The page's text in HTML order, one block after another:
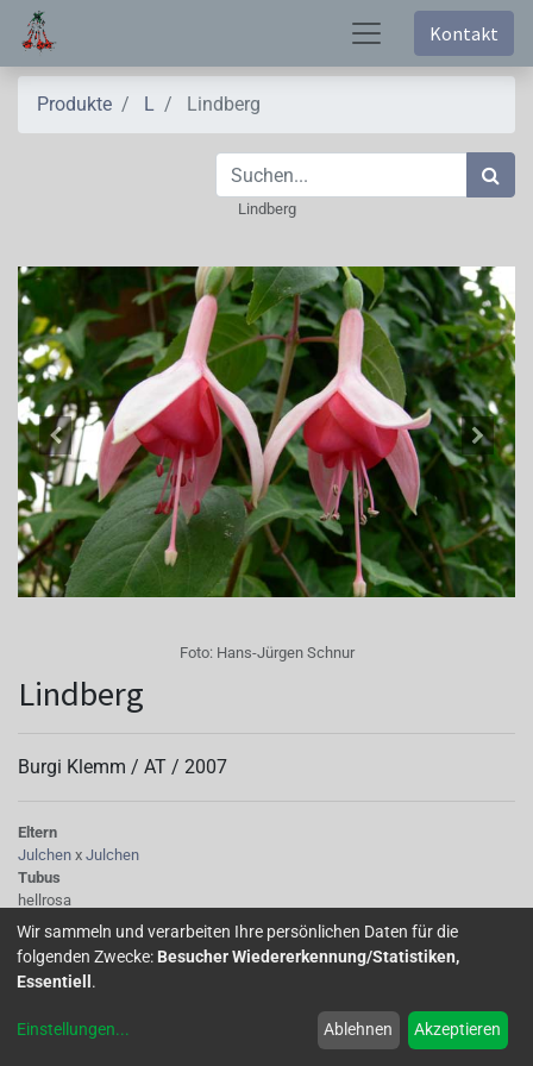
Kontakt
Produkte L Lindberg
Lindberg
Foto: Hans-Jürgen Schnur
Lindberg
Burgi Klemm / AT / 2007
Eltern
Julchen x Julchen
Tubus
hellrosa
Sepalen
hellrosa mit grünen Spitzen, teilweise aufgebogen
Korolle/Petalen
halbgeschlossen, lachsrosa
lachsrosa
Wir sammeln und verarbeiten Ihre persönlichen Daten für die
folgenden Zwecke: Besucher Wiedererkennung/Statistiken,
Essentiell .
Einstellungen... Ablehnen Akzeptieren